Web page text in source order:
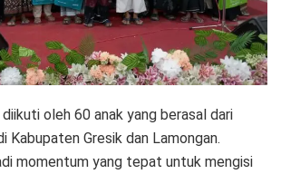
oleh 60 anak yang berasal dari
Kabupaten Gresik dan Lamongan.
momentum yang tepat untuk mengisi